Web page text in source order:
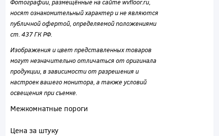
Фотографии, размещённые на сайте wvfloor.ru,
носят ознакомительный характер и не являются
публичной офертой, определяемой положениями
ст. 437 ГК РФ.
Изображения и цвет представленных товаров
могут незначительно отличаться от оригинала
продукции, в зависимости от разрешения и
настроек вашего монитора, а также условий
освещения при съемке.
Межкомнатные пороги
Цена за штуку